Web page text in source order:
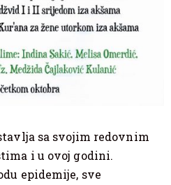
sa svojim redovnim
i u ovoj godini.
epidemije, sve